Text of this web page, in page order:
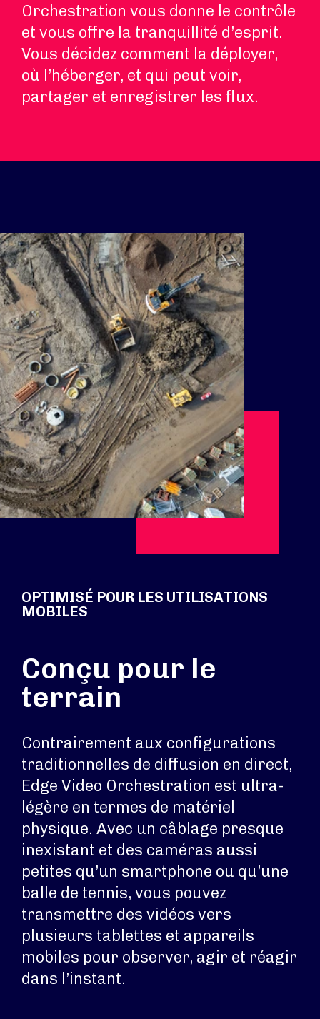
Orchestration vous donne le contrôle
et vous offre la tranquillité d’esprit.
Vous décidez comment la déployer,
où l’héberger, et qui peut voir,
partager et enregistrer les flux.
OPTIMISÉ POUR LES UTILISATIONS
MOBILES
Conçu pour le
terrain
Contrairement aux configurations
traditionnelles de diffusion en direct,
Edge Video Orchestration est ultra-
légère en termes de matériel
physique. Avec un câblage presque
inexistant et des caméras aussi
petites qu’un smartphone ou qu’une
balle de tennis, vous pouvez
transmettre des vidéos vers
plusieurs tablettes et appareils
mobiles pour observer, agir et réagir
dans l’instant.